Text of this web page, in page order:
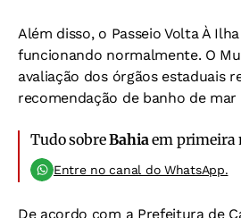
Além disso, o Passeio Volta À
funcionando normalmente. O
avaliação dos órgãos estaduais
recomendação de banho de mar
Tudo sobreBahiaem primeira
Entre no canal do WhatsApp.
De acordo com a Prefeitura de